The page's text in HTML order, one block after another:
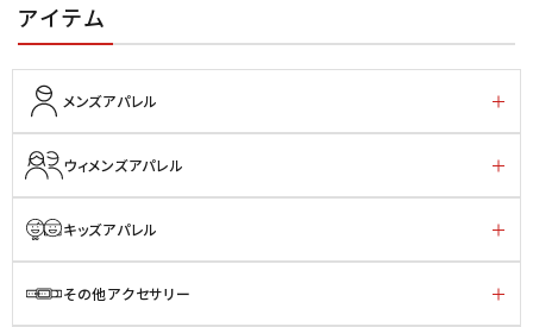
アイテム
メンズアパレル
ウィメンズアパレル
キッズアパレル
その他アクセサリー